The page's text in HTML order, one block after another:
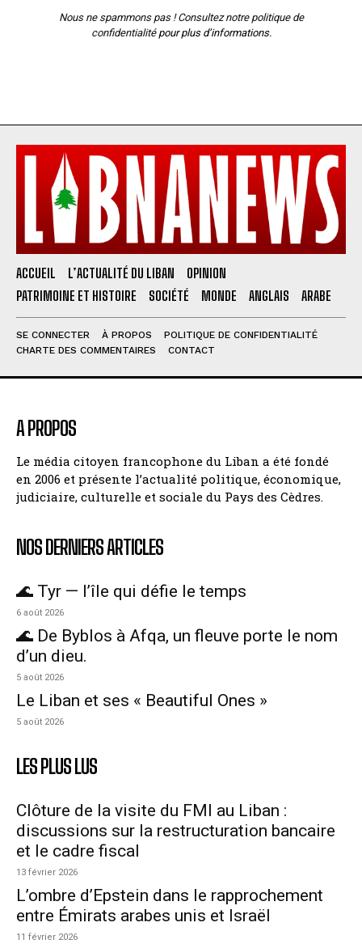
Nous ne spammons pas ! Consultez notre politique de
confidentialitépour plus d’informations.
ACCUEIL L’ACTUALITÉ DU LIBAN
OPINION
PATRIMOINE ET HISTOIRE
SOCIÉTÉ MONDE ANGLAIS ARABE
SE CONNECTER À PROPOS
POLITIQUE DE CONFIDENTIALITÉ
CHARTE DES COMMENTAIRES
CONTACT
A PROPOS
Le média citoyen francophone du Liban a été fondé
en 2006 et présente l’actualité politique, économique,
judiciaire, culturelle et sociale du Pays des Cèdres.
NOS DERNIERS ARTICLES
🌊 Tyr — l’île qui défie le temps
6 août 2026
🌊 De Byblos à Afqa, un fleuve porte le nom
d’un dieu.
5 août 2026
Le Liban et ses « Beautiful Ones »
5 août 2026
LES PLUS LUS
Clôture de la visite du FMI au Liban :
discussions sur la restructuration bancaire
et le cadre fiscal
13 février 2026
L’ombre d’Epstein dans le rapprochement
entre Émirats arabes unis et Israël
11 février 2026